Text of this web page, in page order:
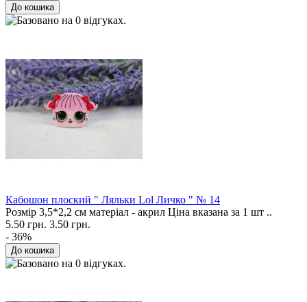
Кабошон плоский " Ляльки Lol Личко " № 14
Розмір 3,5*2,2 см матеріал - акрил Ціна вказана за 1 шт ..
5.50 грн. 3.50 грн.
- 36%